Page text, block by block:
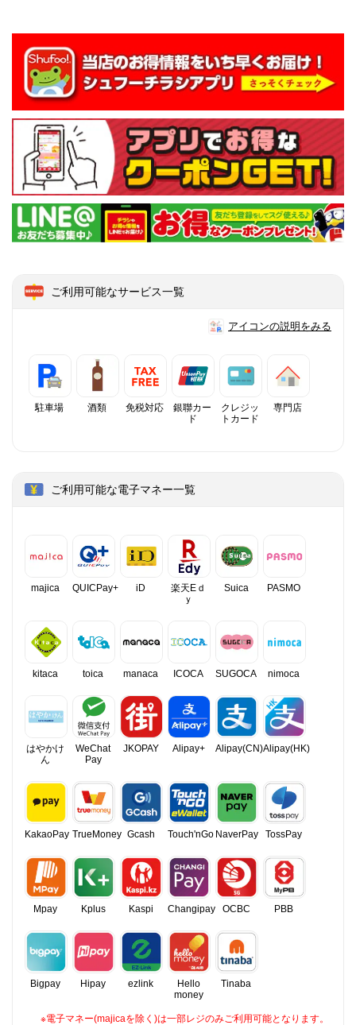
ご利用可能なサービス一覧
アイコンの説明をみる
駐車場 酒類 免税対応
銀聯カー
ド
クレジッ
トカード
専門店
ご利用可能な電子マネー一覧
majica QUICPay+ iD
楽天Eｄ
ｙ
Suica PASMO
kitaca toica manaca ICOCA SUGOCA nimoca
はやかけ
ん
WeChat
Pay
JKOPAY Alipay+ Alipay(CN)Alipay(HK)
KakaoPay TrueMoney Gcash Touch'nGo NaverPay TossPay
Mpay Kplus Kaspi Changipay OCBC PBB
Bigpay Hipay ezlink
Hello
money
Tinaba
※電子マネー(majicaを除く)は一部レジのみご利用可能となります。